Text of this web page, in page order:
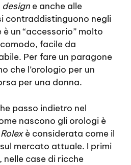
design e anche alle
contraddistinguono negli
un “accessorio” molto
facile da
Per fare un paragone
che l’orologio per un
per una donna.
passo indietro nel
nascono gli orologi è
Rolexè considerata come il
mercato attuale. I primi
case di ricche